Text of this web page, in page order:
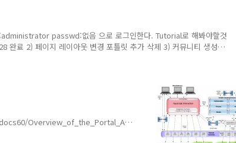
passwd:없음 으로 로그인한다. Tutorial로 해봐야할것
완료 2) 페이지 레이아웃 변경 포틀릿 추가 삭제 3) 커뮤니티 생성
아웃 변경 / 포틀릿 추가(8/28완료) 5) 추가로 JSP 포틀릿 개발(8/28 완
Overview_of_the_Portal_Arc